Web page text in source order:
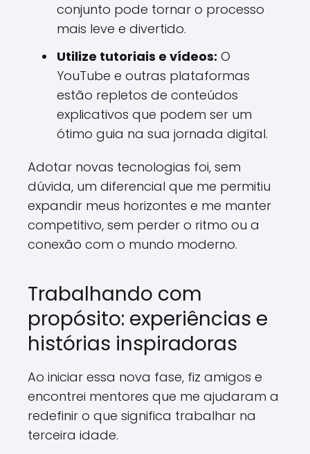
conjunto pode tornar o processo
mais leve e divertido.
Utilize tutoriais e vídeos: O
YouTube e outras plataformas
estão repletos de conteúdos
explicativos que podem ser um
ótimo guia na sua jornada digital.
Adotar novas tecnologias foi, sem
dúvida, um diferencial que me permitiu
expandir meus horizontes e me manter
competitivo, sem perder o ritmo ou a
conexão com o mundo moderno.
Trabalhando com
propósito: experiências e
histórias inspiradoras
Ao iniciar essa nova fase, fiz amigos e
encontrei mentores que me ajudaram a
redefinir o que significa trabalhar na
terceira idade.